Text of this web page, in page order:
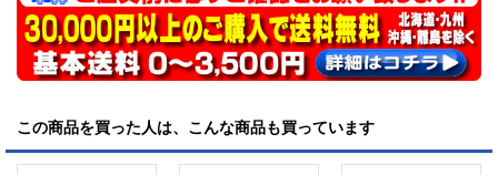
この商品を買った人は、こんな商品も買っています